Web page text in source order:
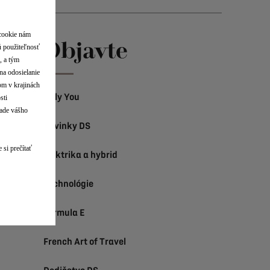
Objavte
Only You
Novinky DS
Elektrika a hybrid
Technológie
Formula E
French Art of Travel
nám
použiteľnosť
a tým
odosielanie
v krajinách
vášho
si prečítať